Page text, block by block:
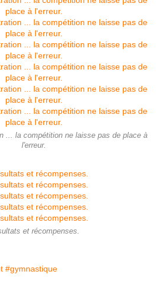
... la compétition ne laisse pas de place à
l'erreur.
et récompenses.
#gymnastique